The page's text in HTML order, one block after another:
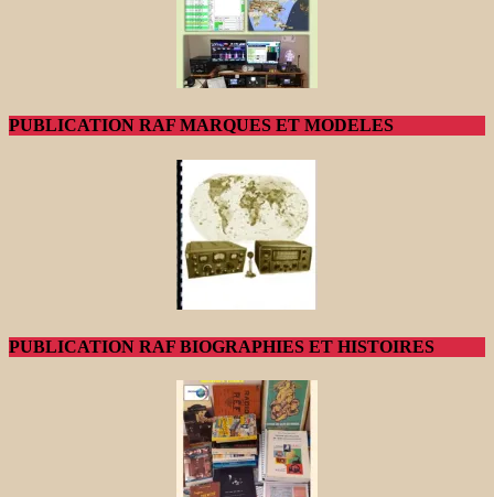
PUBLICATION RAF MARQUES ET MODELES
PUBLICATION RAF BIOGRAPHIES ET HISTOIRES